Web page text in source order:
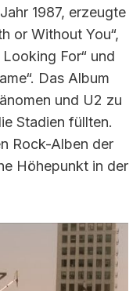
1987, erzeugte
or Without You“,
Looking For“ und
Das Album
und U2 zu
Stadien füllten.
Rock-Alben der
Höhepunkt in der